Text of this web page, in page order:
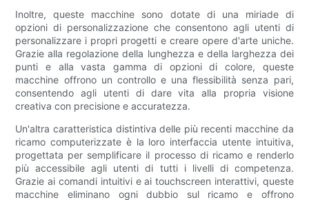
Inoltre, queste macchine sono dotate di una miriade di
opzioni di personalizzazione che consentono agli utenti di
personalizzare i propri progetti e creare opere d'arte uniche.
Grazie alla regolazione della lunghezza e della larghezza dei
punti e alla vasta gamma di opzioni di colore, queste
macchine offrono un controllo e una flessibilità senza pari,
consentendo agli utenti di dare vita alla propria visione
creativa con precisione e accuratezza.
Un'altra caratteristica distintiva delle più recenti macchine da
ricamo computerizzate è la loro interfaccia utente intuitiva,
progettata per semplificare il processo di ricamo e renderlo
più accessibile agli utenti di tutti i livelli di competenza.
Grazie ai comandi intuitivi e ai touchscreen interattivi, queste
macchine eliminano ogni dubbio sul ricamo e offrono